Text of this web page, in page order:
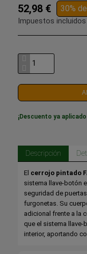
52,98 € 30%
Impuestos incluidos
¡Descuento ya
Descripción
El cerrojo pintado
sistema llave-botón
seguridad de
furgonetas. Su
adicional frente a la
que el sistema
interior, aportando